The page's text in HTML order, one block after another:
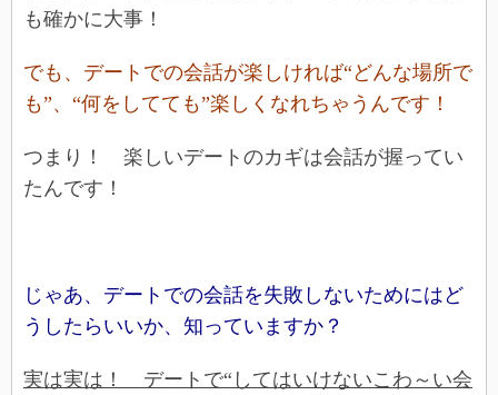
も確かに大事！
でも、デートでの会話が楽しければ“どんな場所で
も”、“何をしてても”楽しくなれちゃうんです！
つまり！ 楽しいデートのカギは会話が握ってい
たんです！
じゃあ、デートでの会話を失敗しないためにはど
うしたらいいか、知っていますか？
実は実は！ デートで“してはいけないこわ～い会